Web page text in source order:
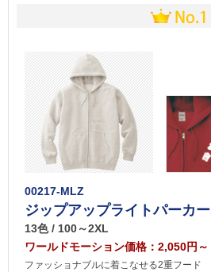
00217-MLZ
ジップアップライトパーカー
13色 / 100～2XL
ワールドモーション価格：2,050円～
ファッショナブルに着こなせる2重フード